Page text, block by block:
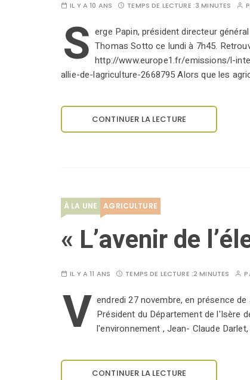
IL Y A 10 ANS TEMPS DE LECTURE :3 MINUTES
S erge Papin, président directeur
Thomas Sotto ce lundi à 7h45.
http://www.europe1.fr/emissions/l-
allie-de-lagriculture-2668795 Alors que les
CONTINUER LA LECTURE
À LA UNE AGRICULTURE
« L’avenir de
IL Y A 11 ANS TEMPS DE LECTURE :2 MINUTES
V endredi 27 novembre, en présence
Président du Département de l'Isère
l'environnement , Jean- Claude
CONTINUER LA LECTURE